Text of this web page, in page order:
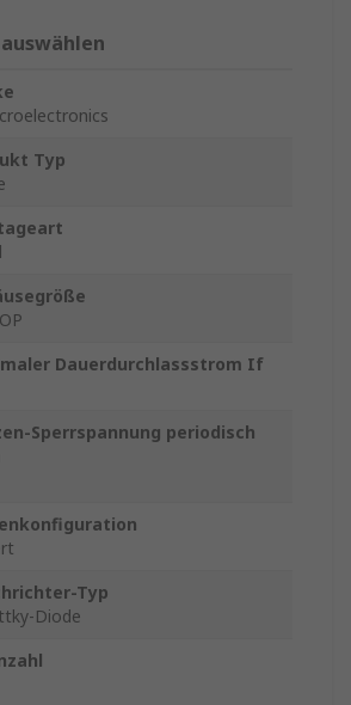
Typ
Dauerdurchlassstrom If
Sperrspannung periodisch
Typ
Diode